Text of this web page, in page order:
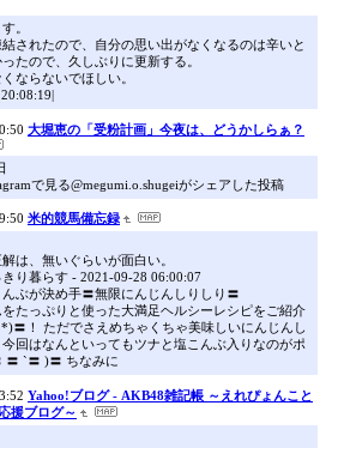
。
されたので、自分の思い出がなくなるのは辛いと
たので、久しぶりに更新する。
ならないでほしい。
大堀恵の「受粉計画」今夜は、どうかしらぁ？
で見る@megumi.o.shugeiがシェアした投稿
米的競馬備忘録
解は、無いぐらいが面白い。
り暮らす - 2021-09-28 06:00:07
んぶが決め手〓無限にんじんしりしり〓
たっぷりと使った大満足ヘルシーレシピをご紹介
〓！ ただでさえめちゃくちゃ美味しいにんじんし
今回はなんといってもツナと塩こんぶ入りなのがポ
〓 `〓 )〓 ちなみに
Yahoo!ブログ - AKB48雑記帳 ～えれぴょんこと
援ブログ～